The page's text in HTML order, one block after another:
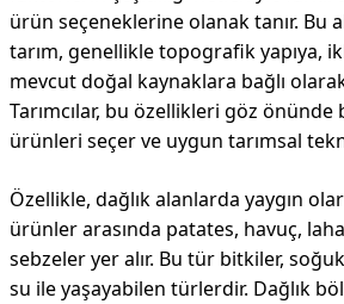
ürün seçeneklerine olanak tanır. Bu
tarım, genellikle topografik yapıya,
mevcut doğal kaynaklara bağlı
Tarımcılar, bu özellikleri göz
ürünleri seçer ve uygun tarımsal
Özellikle, dağlık alanlarda yaygın
ürünler arasında patates, havuç,
sebzeler yer alır. Bu tür bitkiler,
su ile yaşayabilen türlerdir. Dağlık